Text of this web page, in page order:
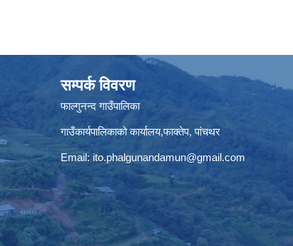
सम्पर्क विवरण
फाल्गुनन्द गाउँपालिका
गाउँकार्यपालिकाको कार्यालय,फाक्तेप, पांचथर
Email: ito.phalgunandamun@gmail.com